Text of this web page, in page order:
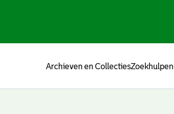
Archieven en CollectiesZoekhulpen